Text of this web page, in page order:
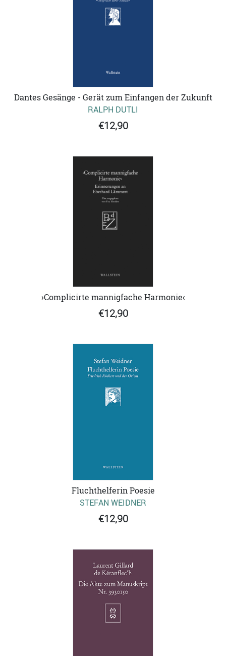
Dantes Gesänge - Gerät zum Einfangen der Zukunft
RALPH DUTLI
€12,90
›Complicirte mannigfache Harmonie‹
€12,90
Fluchthelferin Poesie
STEFAN WEIDNER
€12,90